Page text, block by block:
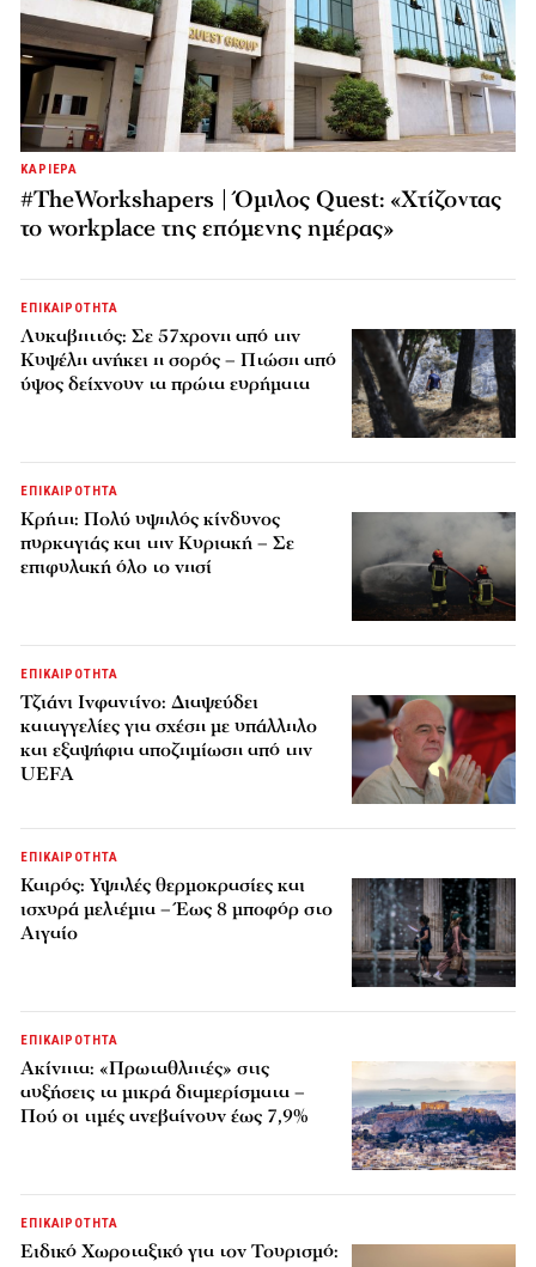
ΚΑΡΙΕΡΑ
#TheWorkshapers | Όμιλος Quest: «Χτίζοντας
το workplace της επόμενης ημέρας»
ΕΠΙΚΑΙΡΟΤΗΤΑ
Λυκαβηττός: Σε 57χρονη από την
Κυψέλη ανήκει η σορός – Πτώση από
ύψος δείχνουν τα πρώτα ευρήματα
ΕΠΙΚΑΙΡΟΤΗΤΑ
Κρήτη: Πολύ υψηλός κίνδυνος
πυρκαγιάς και την Κυριακή – Σε
επιφυλακή όλο το νησί
ΕΠΙΚΑΙΡΟΤΗΤΑ
Τζιάνι Ινφαντίνο: Διαψεύδει
καταγγελίες για σχέση με υπάλληλο
και εξαψήφια αποζημίωση από την
UEFA
ΕΠΙΚΑΙΡΟΤΗΤΑ
Καιρός: Υψηλές θερμοκρασίες και
ισχυρά μελτέμια – Έως 8 μποφόρ στο
Αιγαίο
ΕΠΙΚΑΙΡΟΤΗΤΑ
Ακίνητα: «Πρωταθλητές» στις
αυξήσεις τα μικρά διαμερίσματα –
Πού οι τιμές ανεβαίνουν έως 7,9%
ΕΠΙΚΑΙΡΟΤΗΤΑ
Ειδικό Χωροταξικό για τον Τουρισμό: